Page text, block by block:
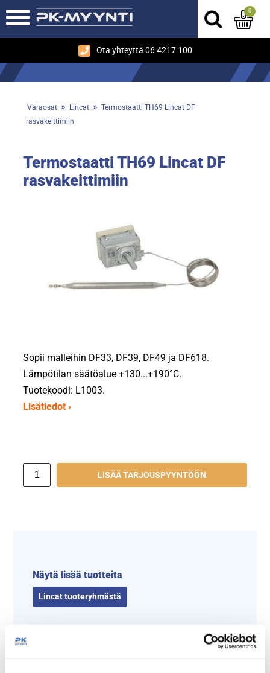
Ota yhteyttä 06 4217 100
0
Varaosat » Lincat » Termostaatti TH69 Lincat DF
rasvakeittimiin
Termostaatti TH69 Lincat DF
rasvakeittimiin
Sopii malleihin DF33, DF39, DF49 ja DF618.
Lämpötilan säätöalue +130...+190°C.
Tuotekoodi: L1003.
Lisätiedot ›
LISÄÄ TARJOUSPYYNTÖÖN
Näytä lisää tuotteita
Lincat tuoteryhmästä